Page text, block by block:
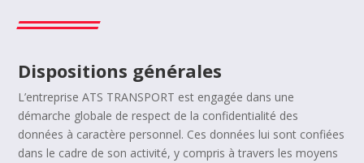
Dispositions générales
L’entreprise ATS TRANSPORT est engagée dans une
démarche globale de respect de la confidentialité des
données à caractère personnel. Ces données lui sont confiées
dans le cadre de son activité, y compris à travers les moyens